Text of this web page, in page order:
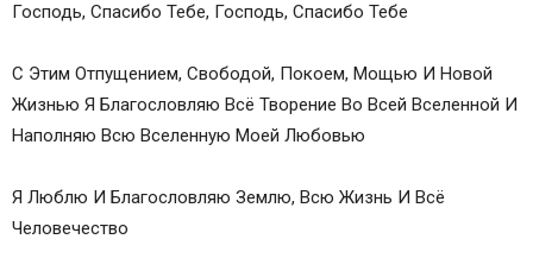
Господь, Спасибо Тебе, Господь, Спасибо Тебе
С Этим Отпущением, Свободой, Покоем, Мощью И Новой
Жизнью Я Благословляю Всё Творение Во Всей Вселенной И
Наполняю Всю Вселенную Моей Любовью
Я Люблю И Благословляю Землю, Всю Жизнь И Всё
Человечество